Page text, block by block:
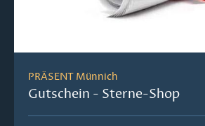
PRÄSENT Münnich
Gutschein - Sterne-Shop